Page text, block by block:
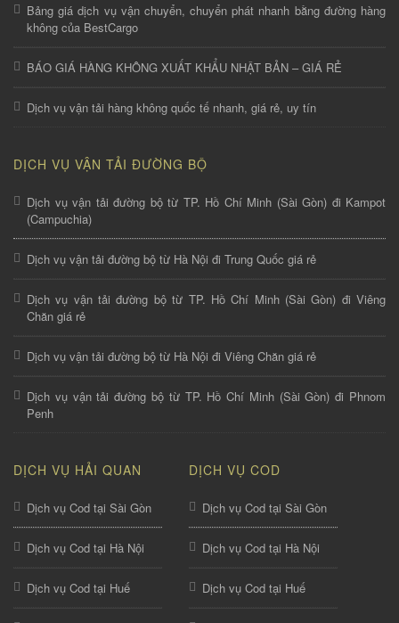
Bảng giá dịch vụ vận chuyển, chuyển phát nhanh bằng đường hàng
không của BestCargo
BÁO GIÁ HÀNG KHÔNG XUẤT KHẨU NHẬT BẢN – GIÁ RẺ
Dịch vụ vận tải hàng không quốc tế nhanh, giá rẻ, uy tín
DỊCH VỤ VẬN TẢI ĐƯỜNG BỘ
Dịch vụ vận tải đường bộ từ TP. Hồ Chí Minh (Sài Gòn) đi Kampot
(Campuchia)
Dịch vụ vận tải đường bộ từ Hà Nội đi Trung Quốc giá rẻ
Dịch vụ vận tải đường bộ từ TP. Hồ Chí Minh (Sài Gòn) đi Viêng
Chăn giá rẻ
Dịch vụ vận tải đường bộ từ Hà Nội đi Viêng Chăn giá rẻ
Dịch vụ vận tải đường bộ từ TP. Hồ Chí Minh (Sài Gòn) đi Phnom
Penh
DỊCH VỤ HẢI QUAN
Dịch vụ Cod tại Sài Gòn
Dịch vụ Cod tại Hà Nội
Dịch vụ Cod tại Huế
DỊCH VỤ COD
Dịch vụ Cod tại Sài Gòn
Dịch vụ Cod tại Hà Nội
Dịch vụ Cod tại Huế